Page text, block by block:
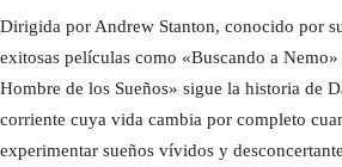
Dirigida por Andrew Stanton, conocido por
exitosas películas como «Buscando a
Hombre de los Sueños» sigue la historia de
corriente cuya vida cambia por completo
experimentar sueños vívidos y